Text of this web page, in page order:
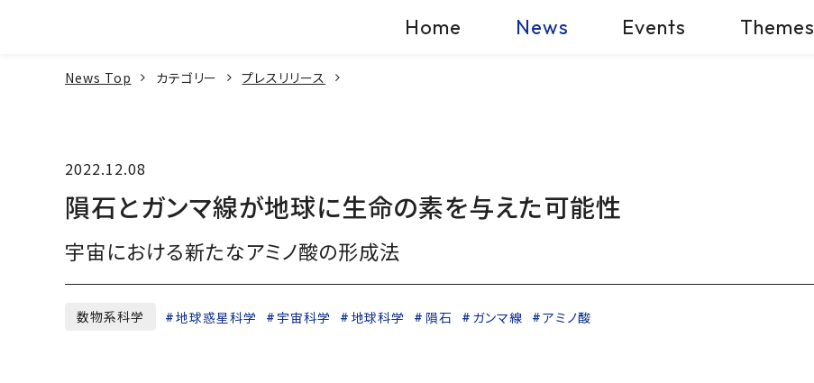
Home News Events Themes
News Top カテゴリー プレスリリース
2022.12.08
隕石とガンマ線が地球に生命の素を与えた可能性
宇宙における新たなアミノ酸の形成法
数物系科学 地球惑星科学 宇宙科学 地球科学 隕石 ガンマ線 アミノ酸